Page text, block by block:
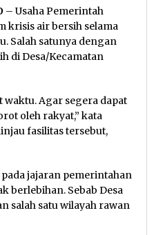
– Usaha Pemerintah
krisis air bersih selama
Salah satunya dengan
di Desa/Kecamatan
waktu. Agar segera dapat
oleh rakyat,” kata
fasilitas tersebut,
jajaran pemerintahan
berlebihan. Sebab Desa
salah satu wilayah rawan